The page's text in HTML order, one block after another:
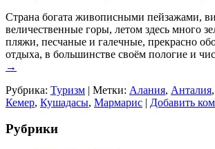
Страна богата живописными пейзажами,
величественные горы, летом здесь много
пляжи, песчаные и галечные, прекрасно
отдыха, в большинстве своём пологие и
→
Рубрика: Туризм | Метки: Алания, Анталия,
Кемер, Кушадасы, Мармарис | Добавить
Рубрики